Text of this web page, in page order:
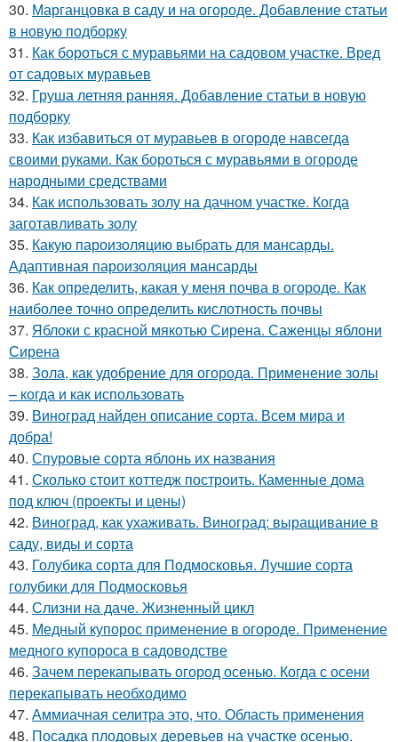
30. Марганцовка в саду и на огороде. Добавление статьи
в новую подборку
31. Как бороться с муравьями на садовом участке. Вред
от садовых муравьев
32. Груша летняя ранняя. Добавление статьи в новую
подборку
33. Как избавиться от муравьев в огороде навсегда
своими руками. Как бороться с муравьями в огороде
народными средствами
34. Как использовать золу на дачном участке. Когда
заготавливать золу
35. Какую пароизоляцию выбрать для мансарды.
Адаптивная пароизоляция мансарды
36. Как определить, какая у меня почва в огороде. Как
наиболее точно определить кислотность почвы
37. Яблоки с красной мякотью Сирена. Саженцы яблони
Сирена
38. Зола, как удобрение для огорода. Применение золы
– когда и как использовать
39. Виноград найден описание сорта. Всем мира и
добра!
40. Спуровые сорта яблонь их названия
41. Сколько стоит коттедж построить. Каменные дома
под ключ (проекты и цены)
42. Виноград, как ухаживать. Виноград: выращивание в
саду, виды и сорта
43. Голубика сорта для Подмосковья. Лучшие сорта
голубики для Подмосковья
44. Слизни на даче. Жизненный цикл
45. Медный купорос применение в огороде. Применение
медного купороса в садоводстве
46. Зачем перекапывать огород осенью. Когда с осени
перекапывать необходимо
47. Аммиачная селитра это, что. Область применения
48. Посадка плодовых деревьев на участке осенью.